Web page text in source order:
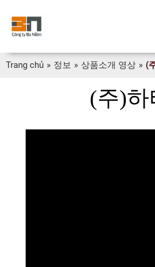
Trang chủ » 정보 » 상품소개 영상 » (
(주)하